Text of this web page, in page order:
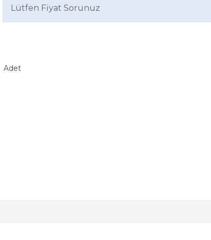
Lütfen Fiyat Sorunuz
Adet